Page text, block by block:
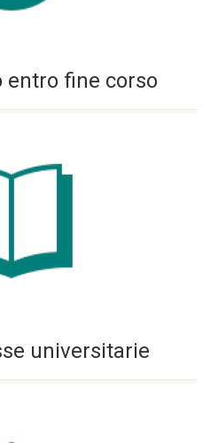
entro fine corso
universitarie